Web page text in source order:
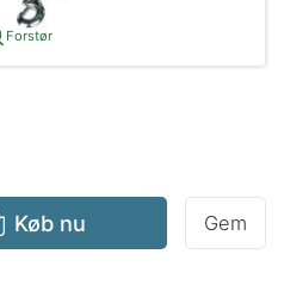
Forstør
Køb nu Gem